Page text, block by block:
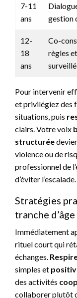
7-11
ans
gestion
12-
18
ans
Co-
règles
Pour intervenir
et privilégiez des
situations, puis
clairs. Votre voix
structurée
violence ou de
professionnel de
d’éviter l’escalade.
Stratégies
tranche d’âge
Immédiatement
rituel court qui
échanges.
simples et
des activités
collaborer plutôt